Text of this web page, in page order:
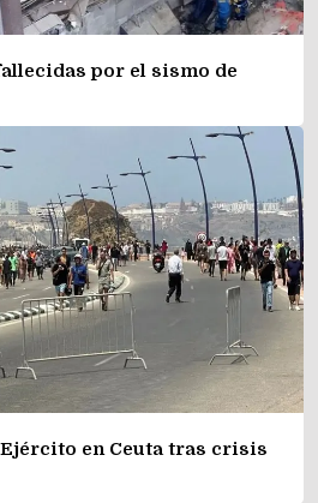
por el sismo de
en Ceuta tras crisis